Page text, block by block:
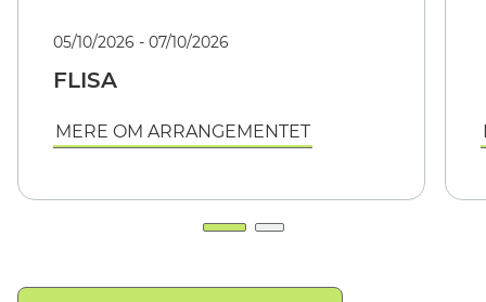
05/10/2026 - 07/10/2026
FLISA
MERE OM ARRANGEMENTET